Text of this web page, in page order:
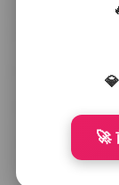
站在糖果堆成
糖，眼神带着
非常到位，没
闯入了她的私
穿搭方面，本
多为轻薄的雪
果色为主——
现。裙摆常带
🚀